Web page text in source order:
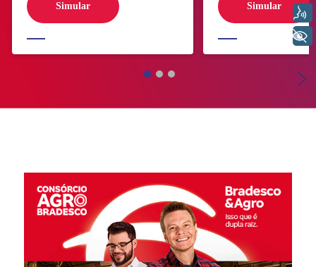
Simular Simular
Voz
+ Acessibilidade